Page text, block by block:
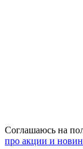
Соглашаюсь на
про акции и